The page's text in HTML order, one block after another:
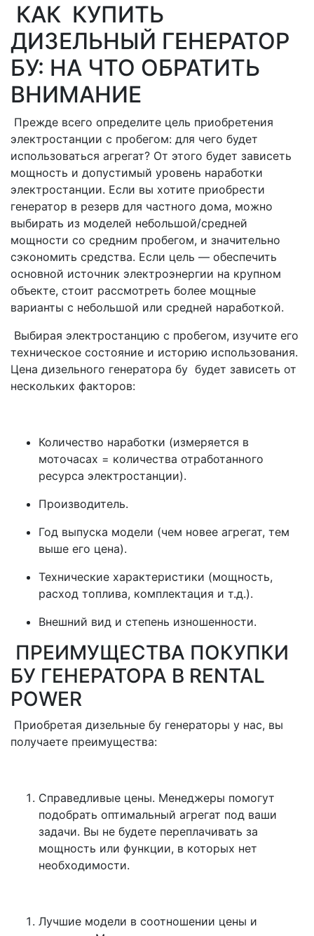
КАК КУПИТЬ
ДИЗЕЛЬНЫЙ ГЕНЕРАТОР
БУ: НА ЧТО ОБРАТИТЬ
ВНИМАНИЕ
Прежде всего определите цель приобретения
электростанции с пробегом: для чего будет
использоваться агрегат? От этого будет зависеть
мощность и допустимый уровень наработки
электростанции. Если вы хотите приобрести
генератор в резерв для частного дома, можно
выбирать из моделей небольшой/средней
мощности со средним пробегом, и значительно
сэкономить средства. Если цель — обеспечить
основной источник электроэнергии на крупном
объекте, стоит рассмотреть более мощные
варианты с небольшой или средней наработкой.
Выбирая электростанцию с пробегом, изучите его
техническое состояние и историю использования.
Цена дизельного генератора бу будет зависеть от
нескольких факторов:
Количество наработки (измеряется в
моточасах = количества отработанного
ресурса электростанции).
Производитель.
Год выпуска модели (чем новее агрегат, тем
выше его цена).
Технические характеристики (мощность,
расход топлива, комплектация и т.д.).
Внешний вид и степень изношенности.
ПРЕИМУЩЕСТВА ПОКУПКИ
БУ ГЕНЕРАТОРА В RENTAL
POWER
Приобретая дизельные бу генераторы у нас, вы
получаете преимущества:
Справедливые цены. Менеджеры помогут
подобрать оптимальный агрегат под ваши
задачи. Вы не будете переплачивать за
мощность или функции, в которых нет
необходимости.
Лучшие модели в соотношении цены и